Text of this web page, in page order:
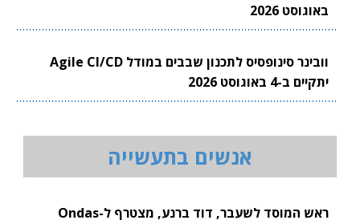
באוגוסט 2026
וובינר סינופסיס לתכנון שבבים במודל Agile CI/CD
יתקיים ב-4 באוגוסט 2026
אנשים בתעשייה
ראש המוסד לשעבר, דוד ברנע, מצטרף ל-Ondas